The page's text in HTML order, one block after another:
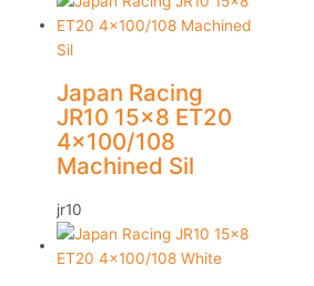
Japan Racing
JR10 15×8 ET20
4×100/108
Machined Sil
jr10